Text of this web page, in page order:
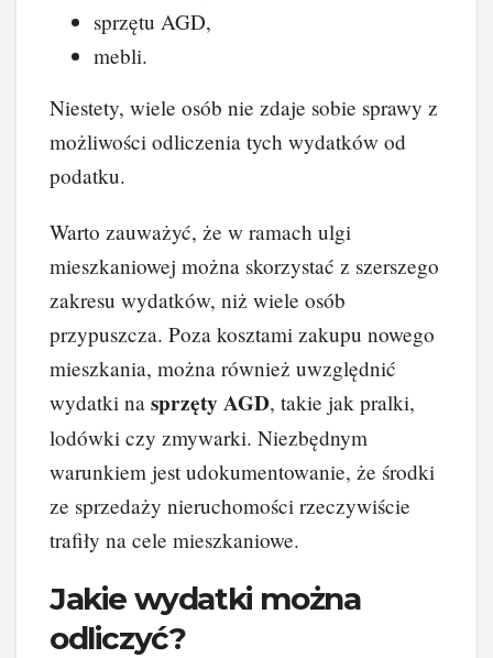
sprzętu AGD,
mebli.
Niestety, wiele osób nie zdaje sobie sprawy z
możliwości odliczenia tych wydatków od
podatku.
Warto zauważyć, że w ramach ulgi
mieszkaniowej można skorzystać z szerszego
zakresu wydatków, niż wiele osób
przypuszcza. Poza kosztami zakupu nowego
mieszkania, można również uwzględnić
wydatki na sprzęty AGD, takie jak pralki,
lodówki czy zmywarki. Niezbędnym
warunkiem jest udokumentowanie, że środki
ze sprzedaży nieruchomości rzeczywiście
trafiły na cele mieszkaniowe.
Jakie wydatki można
odliczyć?